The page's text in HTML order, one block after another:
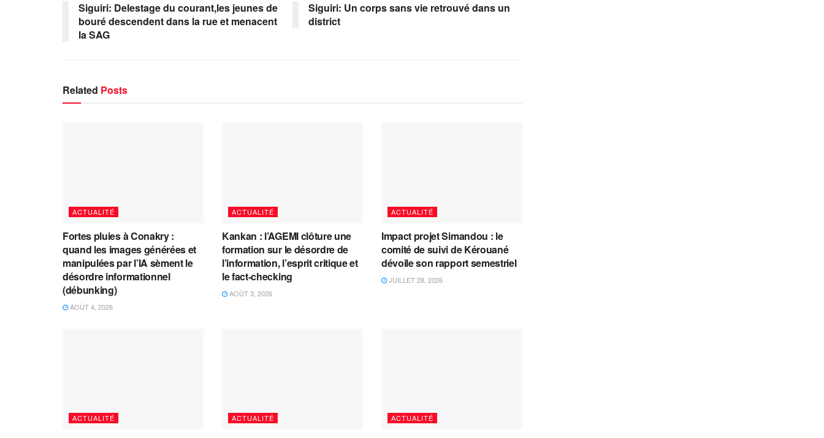
Siguiri: Delestage du courant,les jeunes de
bouré descendent dans la rue et menacent
la SAG
Siguiri: Un corps sans vie retrouvé dans un
district
Related Posts
ACTUALITÉ
Fortes pluies à Conakry :
quand les images générées et
manipulées par l’IA sèment le
désordre informationnel
(débunking)
AOÛT 4, 2026
ACTUALITÉ
Kankan : l’AGEMI clôture une
formation sur le désordre de
l’information, l’esprit critique et
le fact-checking
AOÛT 3, 2026
ACTUALITÉ
Impact projet Simandou : le
comité de suivi de Kérouané
dévoile son rapport semestriel
JUILLET 28, 2026
ACTUALITÉ ACTUALITÉ ACTUALITÉ